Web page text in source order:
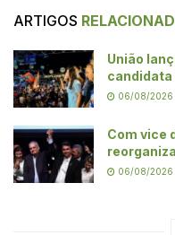
ARTIGOS
União
candidata
06/08/2026
Com vice
06/08/2026